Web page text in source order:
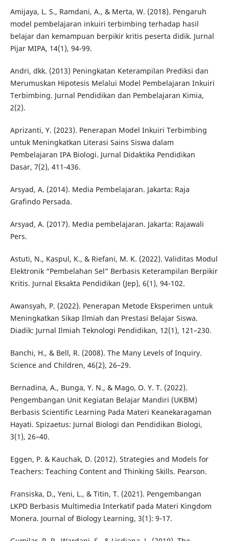
Amijaya, L. S., Ramdani, A., & Merta, W. (2018). Pengaruh
model pembelajaran inkuiri terbimbing terhadap hasil
belajar dan kemampuan berpikir kritis peserta didik. Jurnal
Pijar MIPA, 14(1), 94-99.
Andri, dkk. (2013) Peningkatan Keterampilan Prediksi dan
Merumuskan Hipotesis Melalui Model Pembelajaran Inkuiri
Terbimbing. Jurnal Pendidikan dan Pembelajaran Kimia,
2(2).
Aprizanti, Y. (2023). Penerapan Model Inkuiri Terbimbing
untuk Meningkatkan Literasi Sains Siswa dalam
Pembelajaran IPA Biologi. Jurnal Didaktika Pendidikan
Dasar, 7(2), 411-436.
Arsyad, A. (2014). Media Pembelajaran. Jakarta: Raja
Grafindo Persada.
Arsyad, A. (2017). Media pembelajaran. Jakarta: Rajawali
Pers.
Astuti, N., Kaspul, K., & Riefani, M. K. (2022). Validitas Modul
Elektronik “Pembelahan Sel” Berbasis Keterampilan Berpikir
Kritis. Jurnal Eksakta Pendidikan (Jep), 6(1), 94-102.
Awansyah, P. (2022). Penerapan Metode Eksperimen untuk
Meningkatkan Sikap Ilmiah dan Prestasi Belajar Siswa.
Diadik: Jurnal Ilmiah Teknologi Pendidikan, 12(1), 121–230.
Banchi, H., & Bell, R. (2008). The Many Levels of Inquiry.
Science and Children, 46(2), 26–29.
Bernadina, A., Bunga, Y. N., & Mago, O. Y. T. (2022).
Pengembangan Unit Kegiatan Belajar Mandiri (UKBM)
Berbasis Scientific Learning Pada Materi Keanekaragaman
Hayati. Spizaetus: Jurnal Biologi dan Pendidikan Biologi,
3(1), 26–40.
Eggen, P. & Kauchak, D. (2012). Strategies and Models for
Teachers: Teaching Content and Thinking Skills. Pearson.
Fransiska, D., Yeni, L., & Titin, T. (2021). Pengembangan
LKPD Berbasis Multimedia Interkatif pada Materi Kingdom
Monera. Journal of Biology Learning, 3(1): 9-17.